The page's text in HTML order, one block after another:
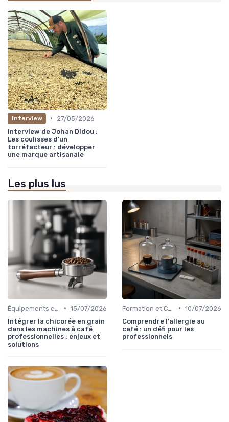
Interview •
27/05/2026
Interview de Johan Didou :
Les coulisses d'un
torréfacteur : développer
une marque artisanale
Les plus lus
• 15/07/2026
Intégrer la chicorée en grain
dans les machines à café
professionnelles : enjeux et
solutions
• 10/07/2026
Comprendre l'allergie au
café : un défi pour les
professionnels